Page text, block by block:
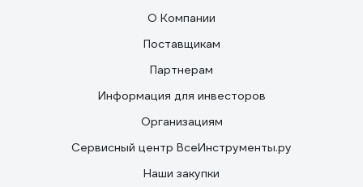
О Компании
Поставщикам
Партнерам
Информация для инвесторов
Организациям
Сервисный центр ВсеИнструменты.ру
Наши закупки